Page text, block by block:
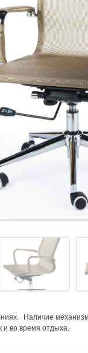
Наличие
и во время отдыха.